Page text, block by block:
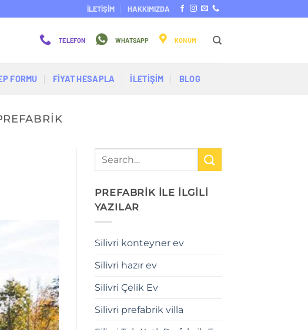
İLETİŞİM HAKKIMIZDA
TELEFON WHATSAPP KONUM
FORMU FİYAT HESAPLA İLETİŞİM BLOG
PREFABRİK İLE İLGİLİ
YAZILAR
Silivri konteyner ev
Silivri hazır ev
Silivri Çelik Ev
Silivri prefabrik villa